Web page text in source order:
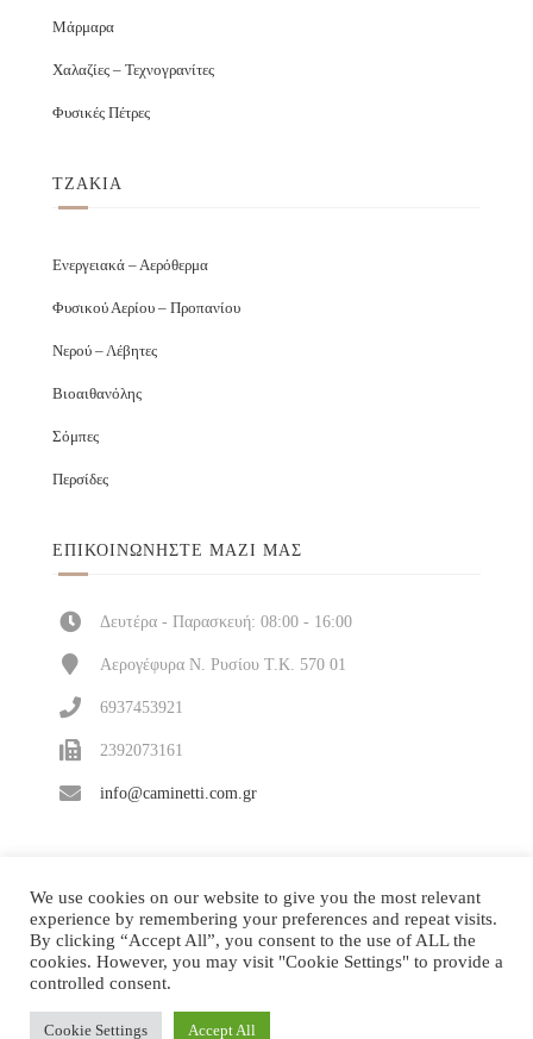
Μάρμαρα
Χαλαζίες – Τεχνογρανίτες
Φυσικές Πέτρες
ΤΖΑΚΙΑ
Ενεργειακά – Αερόθερμα
Φυσικού Αερίου – Προπανίου
Νερού – Λέβητες
Βιοαιθανόλης
Σόμπες
Περσίδες
ΕΠΙΚΟΙΝΩΝΉΣΤΕ ΜΑΖΊ ΜΑΣ
Δευτέρα - Παρασκευή: 08:00 - 16:00
Αερογέφυρα Ν. Ρυσίου Τ.Κ. 570 01
6937453921
2392073161
info@caminetti.com.gr
We use cookies on our website to give you the most relevant
experience by remembering your preferences and repeat visits.
By clicking “Accept All”, you consent to the use of ALL the
cookies. However, you may visit "Cookie Settings" to provide a
controlled consent.
Cookie Settings Accept All